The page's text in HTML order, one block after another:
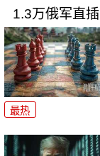
1.3万俄军直
最热